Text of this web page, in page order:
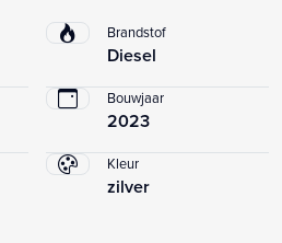
Brandstof
Diesel
Bouwjaar
2023
Kleur
zilver